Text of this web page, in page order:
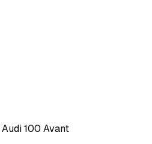
Audi 100 Avant